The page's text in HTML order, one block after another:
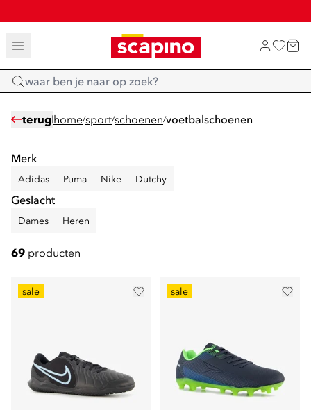
TOT 70% KORTING OP SALE
SHOP NIEUW
Home
terug home/sport/schoenen/voetbalschoenen
Merk
Adidas Puma Nike Dutchy
Geslacht
Dames Heren
69 producten
sale sale